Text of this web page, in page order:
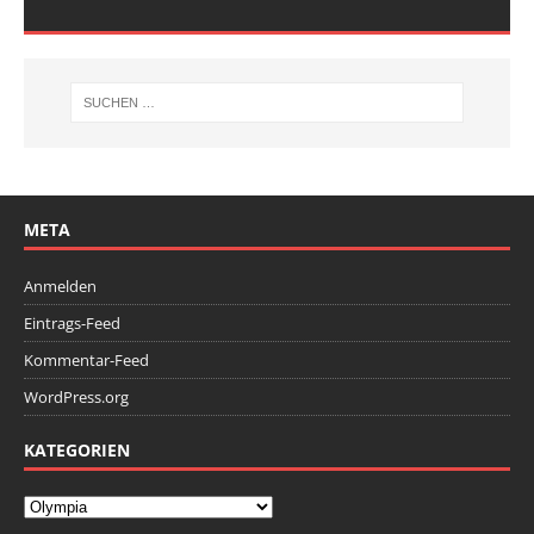
META
Anmelden
Eintrags-Feed
Kommentar-Feed
WordPress.org
KATEGORIEN